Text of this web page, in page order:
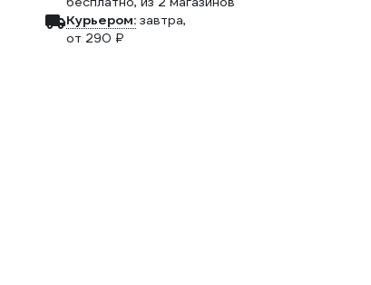
Курьером: завтра,
от 290 ₽